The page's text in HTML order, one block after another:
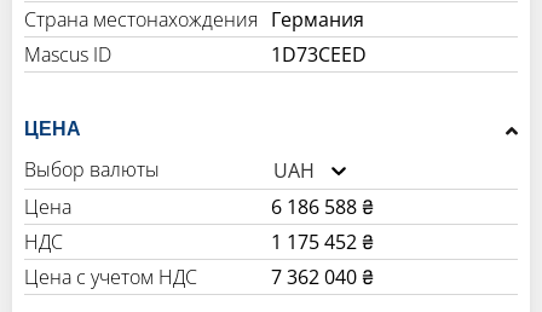
Страна местонахождения Германия
Mascus ID
1D73CEED
ЦЕНА
Выбор валюты
UAH
Цена
6 186 588 ₴
НДС
1 175 452 ₴
Цена с учетом НДС
7 362 040 ₴